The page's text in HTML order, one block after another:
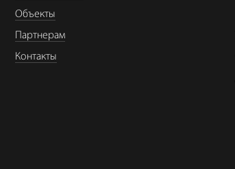
Объекты
Партнерам
Контакты